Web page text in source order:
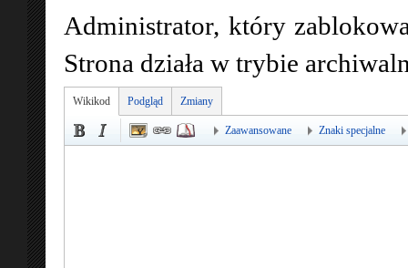
Administrator, który
Strona działa w trybie
Wikikod Podgląd Zmiany
Zaawansowane Znaki specjalne